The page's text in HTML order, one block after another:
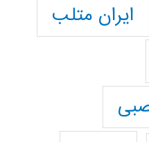
ایران متلب